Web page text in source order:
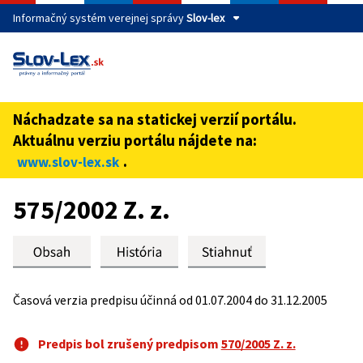
Informačný systém verejnej správySlov-lex
Táto stránka je zabezpečená
cez zabezpečenú webovú stránku verejnej správy SR.
Zabezpečená stránka vždy začína https:// pred názvom
domény webového sídla.
Náchadzate sa na statickej verzií portálu.
Aktuálnu verziu portálu nájdete na:
www.slov-lex.sk .
Preskoč na obsah
575/2002 Z. z.
Časová verzia predpisu účinná od 01.07.2004 do 31.12.2005
Predpis bol zrušený predpisom 570/2005 Z. z.